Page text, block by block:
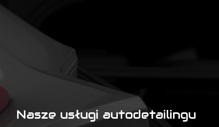
Nasze usługi autodetailingu